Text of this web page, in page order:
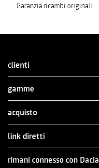
Garanzia ricambi originali
clienti
gamme
acquisto
link diretti
rimani connesso con Dacia